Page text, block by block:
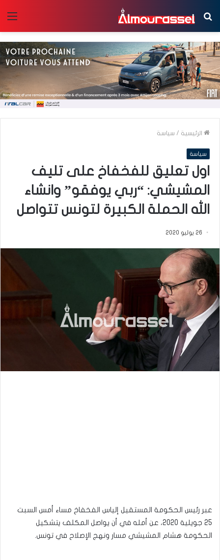
بحث
عن
الرئيسية / سياسة
سياسة
اول تعليق للفخفاخ على تليف
المشيشي: “ربي يوفقو” وانشاء
الله الحملة الكبيرة لتونس تتواصل
26 يوليو 2020
عبر رئيس الحكومة المستقيل إلياس الفخفاخ مساء أمس السبت
25 جويلية 2020، عن أمله في أن يواصل المكلف يتشكيل
الحكومة هشام المشيشي مسار ونهج الإصلاح في تونس.